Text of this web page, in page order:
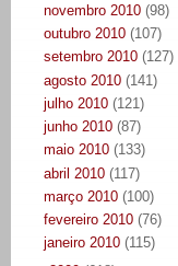
novembro 2010 (98)
outubro 2010 (107)
setembro 2010 (127)
agosto 2010 (141)
julho 2010 (121)
junho 2010 (87)
maio 2010 (133)
abril 2010 (117)
março 2010 (100)
fevereiro 2010 (76)
janeiro 2010 (115)